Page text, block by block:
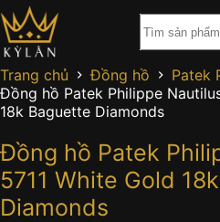
Chuyển
đến
phần
nội
dung
Trang chủ Đồng hồ
Patek
Đồng hồ Patek Philippe
18k Baguette Diamonds
Đồng hồ Patek
5711 White Gold
Diamonds